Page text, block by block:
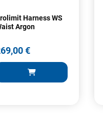
Harness WS
Argon
€
J’ai commandé un
validée, le magasin
caractéristiques
et m’a même offert
la commande est